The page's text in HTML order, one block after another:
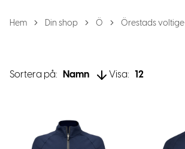
Hem Din shop Ö Örestads voltige
Sortera på: Namn Visa: 12